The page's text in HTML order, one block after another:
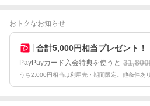
おトクなお知らせ
合計5,000円相当プレゼント！
PayPayカード入会特典を使うと 31,800
うち2,000円相当は利用先・期間限定。他条件あり